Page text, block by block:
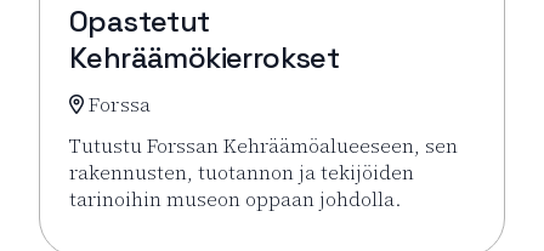
Opastetut
Kehräämökierrokset
Forssa
Tutustu Forssan Kehräämöalueeseen, sen
rakennusten, tuotannon ja tekijöiden
tarinoihin museon oppaan johdolla.
Lue lisää tapahtumasta Opastetut